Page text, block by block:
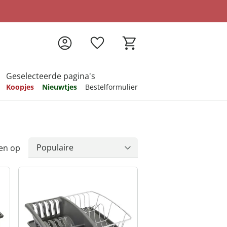
Geselecteerde pagina's
Koopjes Nieuwtjes Bestelformulier
op